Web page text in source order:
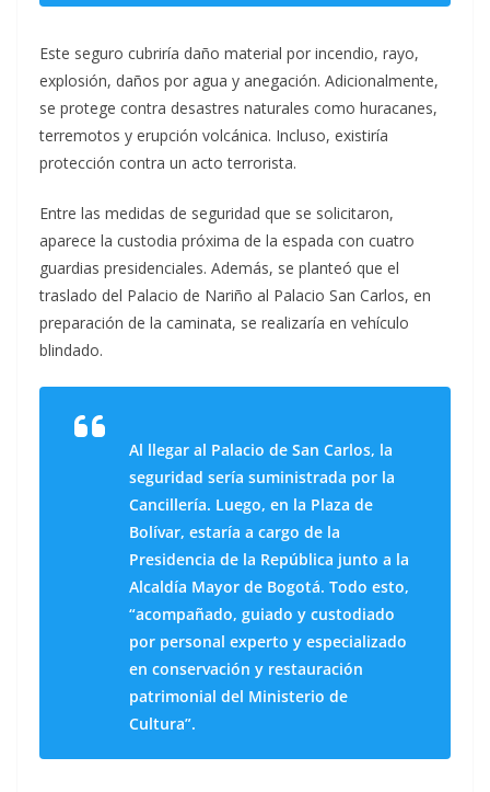
Este seguro cubriría daño material por incendio, rayo,
explosión, daños por agua y anegación. Adicionalmente,
se protege contra desastres naturales como huracanes,
terremotos y erupción volcánica. Incluso, existiría
protección contra un acto terrorista.
Entre las medidas de seguridad que se solicitaron,
aparece la custodia próxima de la espada con cuatro
guardias presidenciales. Además, se planteó que el
traslado del Palacio de Nariño al Palacio San Carlos, en
preparación de la caminata, se realizaría en vehículo
blindado.
Al llegar al Palacio de San Carlos, la
seguridad sería suministrada por la
Cancillería. Luego, en la Plaza de
Bolívar, estaría a cargo de la
Presidencia de la República junto a la
Alcaldía Mayor de Bogotá. Todo esto,
“acompañado, guiado y custodiado
por personal experto y especializado
en conservación y restauración
patrimonial del Ministerio de
Cultura”.